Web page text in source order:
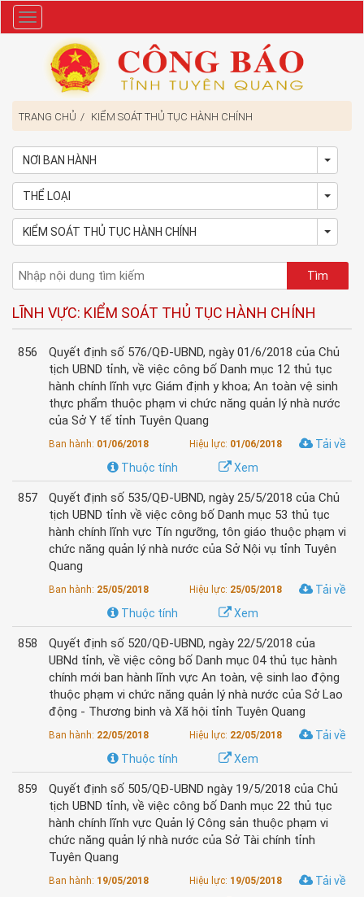
Danh
mục
TRANG CHỦ KIỂM SOÁT THỦ TỤC HÀNH CHÍNH
NƠI BAN HÀNH
THỂ LOẠI
KIỂM SOÁT THỦ TỤC HÀNH CHÍNH
LĨNH VỰC: KIỂM SOÁT THỦ TỤC HÀNH CHÍNH
856
Quyết định số 576/QĐ-UBND, ngày 01/6/2018 của Chủ
tịch UBND tỉnh, về việc công bố Danh mục 12 thủ tục
hành chính lĩnh vực Giám định y khoa; An toàn vệ sinh
thực phẩm thuộc phạm vi chức năng quản lý nhà nước
của Sở Y tế tỉnh Tuyên Quang
Ban hành: 01/06/2018 Hiệu lực: 01/06/2018
Tải về
Xem
Thuộc tính
857
Quyết định số 535/QĐ-UBND, ngày 25/5/2018 của Chủ
tịch UBND tỉnh về việc công bố Danh mục 53 thủ tục
hành chính lĩnh vực Tín ngưỡng, tôn giáo thuộc phạm vi
chức năng quản lý nhà nước của Sở Nội vụ tỉnh Tuyên
Quang
Ban hành: 25/05/2018 Hiệu lực: 25/05/2018
Tải về
Xem
Thuộc tính
858
Quyết định số 520/QĐ-UBND, ngày 22/5/2018 của
UBNd tỉnh, về việc công bố Danh mục 04 thủ tục hành
chính mới ban hành lĩnh vực An toàn, vệ sinh lao động
thuộc phạm vi chức năng quản lý nhà nước của Sở Lao
động - Thương binh và Xã hội tỉnh Tuyên Quang
Ban hành: 22/05/2018 Hiệu lực: 22/05/2018
Tải về
Xem
Thuộc tính
859
Quyết định số 505/QĐ-UBND ngày 19/5/2018 của Chủ
tịch UBND tỉnh, về việc công bố Danh mục 22 thủ tục
hành chính lĩnh vực Quản lý Công sản thuộc phạm vi
chức năng quản lý nhà nước của Sở Tài chính tỉnh
Tuyên Quang
Ban hành: 19/05/2018 Hiệu lực: 19/05/2018
Tải về